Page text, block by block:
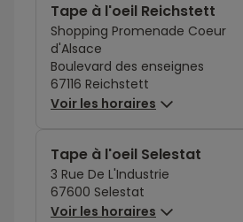
Tape à l'oeil Reichstett
Shopping Promenade Coeur
d'Alsace
Boulevard des enseignes
67116 Reichstett
Voir les horaires
Tape à l'oeil Selestat
3 Rue De L'Industrie
67600 Selestat
Voir les horaires